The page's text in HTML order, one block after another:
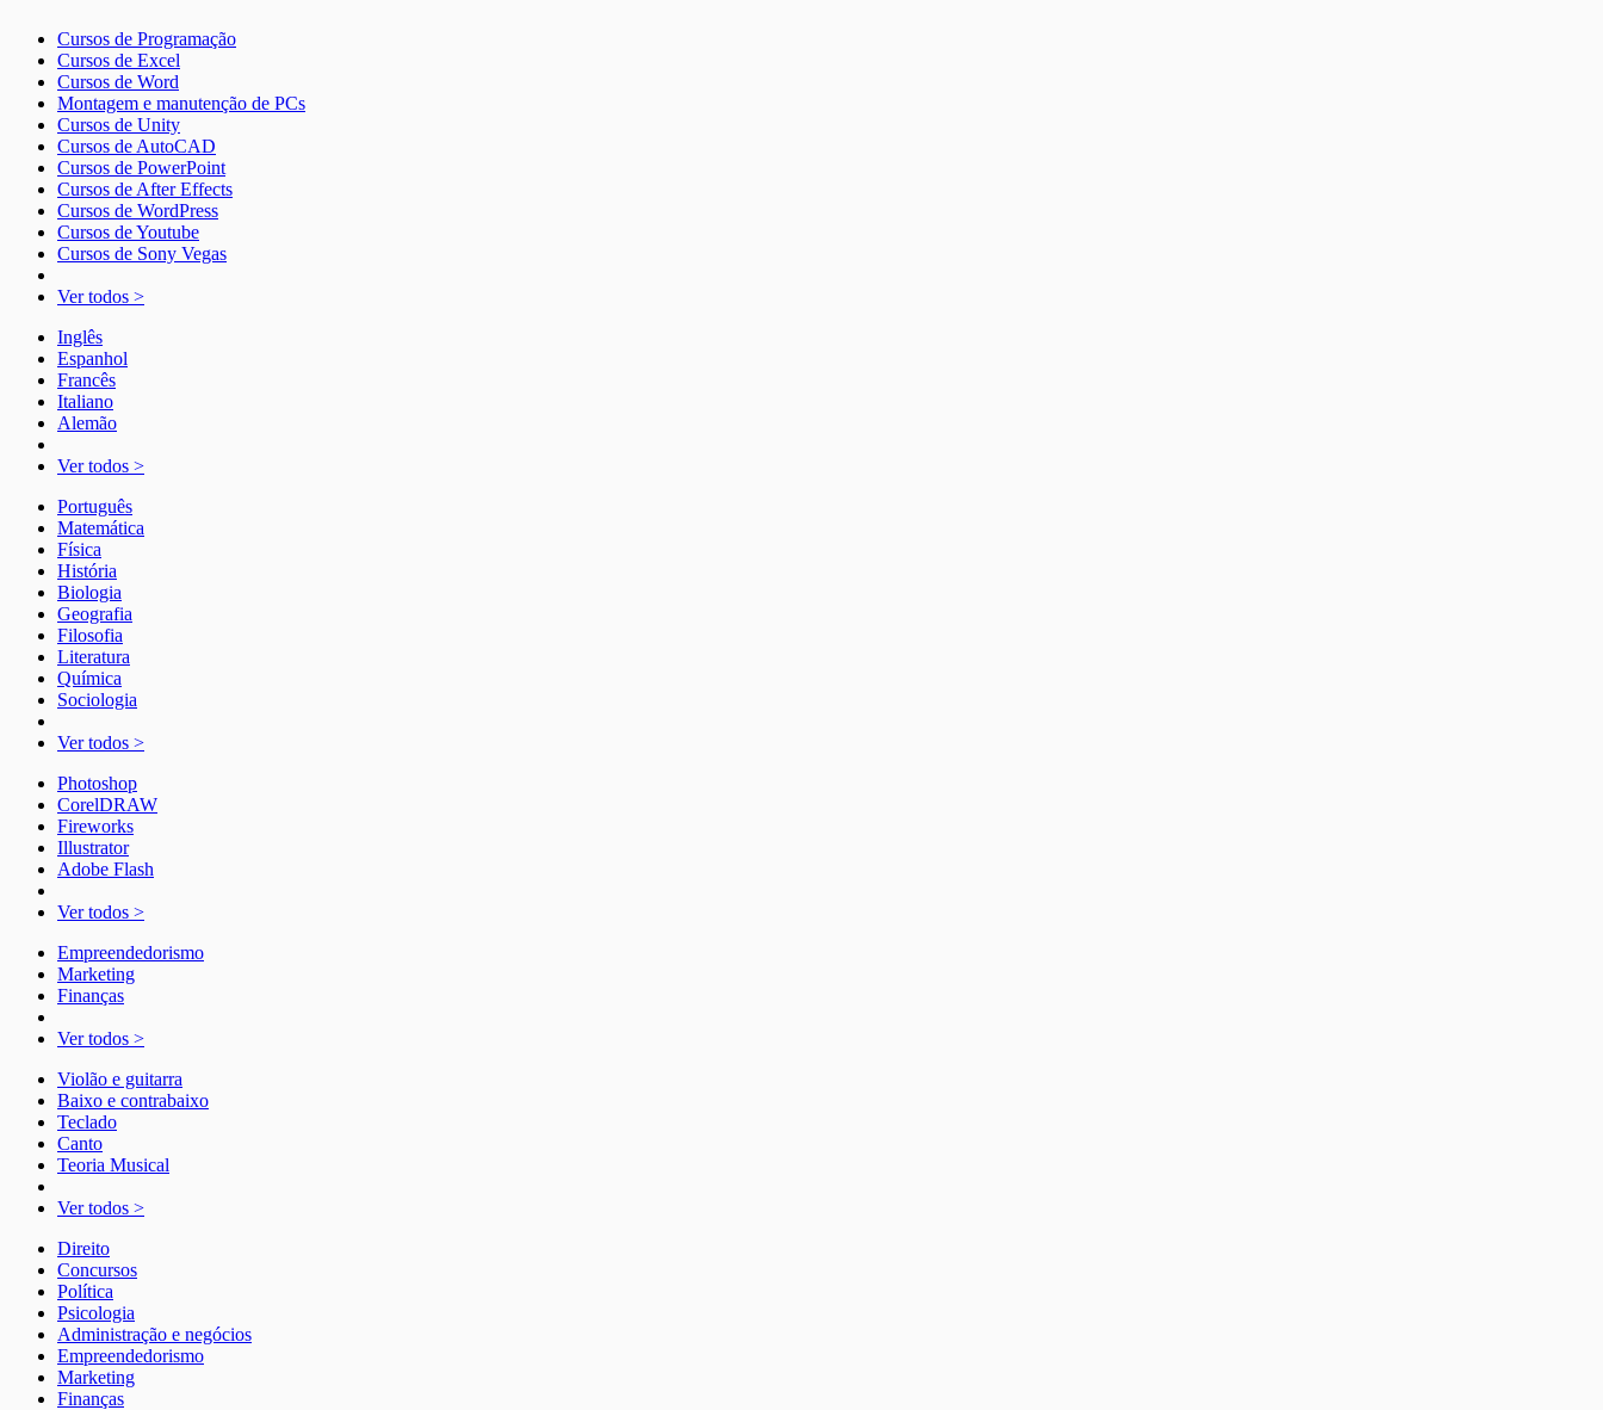
Cursos de Programação
Cursos de Excel
Cursos de Word
Montagem e manutenção de PCs
Cursos de Unity
Cursos de AutoCAD
Cursos de PowerPoint
Cursos de After Effects
Cursos de WordPress
Cursos de Youtube
Cursos de Sony Vegas
Ver todos >
Inglês
Espanhol
Francês
Italiano
Alemão
Ver todos >
Português
Matemática
Física
História
Biologia
Geografia
Filosofia
Literatura
Química
Sociologia
Ver todos >
Photoshop
CorelDRAW
Fireworks
Illustrator
Adobe Flash
Ver todos >
Empreendedorismo
Marketing
Finanças
Ver todos >
Violão e guitarra
Baixo e contrabaixo
Teclado
Canto
Teoria Musical
Ver todos >
Direito
Concursos
Política
Psicologia
Administração e negócios
Empreendedorismo
Marketing
Finanças